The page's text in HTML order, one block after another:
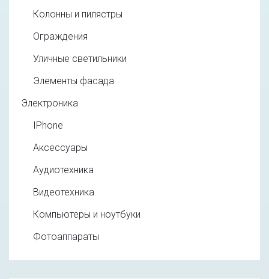
Колонны и пилястры
Ограждения
Уличные светильники
Элементы фасада
Электроника
IPhone
Аксессуары
Аудиотехника
Видеотехника
Компьютеры и ноутбуки
Фотоаппараты